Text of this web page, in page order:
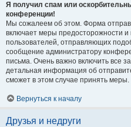
Я получил спам или
конференции!
Мы сожалеем об этом. Форма
включает меры предосторожности и
пользователей, отправляющих
сообщение администратору
письма. Очень важно включить все
детальная информация об
сможет в этом случае принять меры.
Вернуться к началу
Друзья и недруги